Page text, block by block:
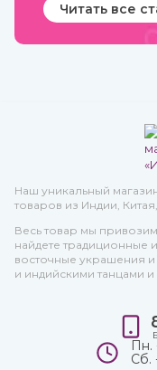
Читать все
Наш уникальный
товаров из Индии,
Весь товар мы
найдете традиционные
восточные украшения и
и индийскими танцами
Пн.
Сб.